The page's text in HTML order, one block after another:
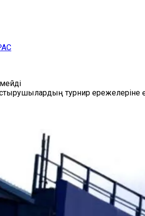
турнир ережелеріне